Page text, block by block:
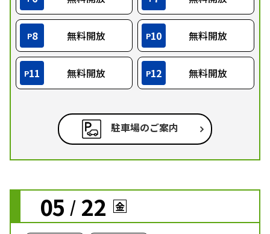
P8 無料開放 P10 無料開放
P11 無料開放 P12 無料開放
駐車場のご案内
05 / 22 金